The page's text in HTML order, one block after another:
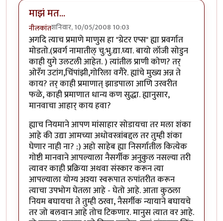
माझं मत...
नीलकांतशनिवार, 10/05/2008 10:03
अगदि त्याच प्रमाणे माणुस हा "ग्रेटर एप्स" ह्या प्रवर्गात
मोडतो.(प्रवर्ग नामातील् चु.भु.द्या.घ्या. बायो लॉजी सोडुन
काही युगे उलटली आहेत. ) त्यांतील प्राणी कोण? तर्
ओरँग उटांग,चिंपांझी,गोरिला वगैरे. ह्यांचे मुख्य अन्न ते
काय? तर् काही प्रमाणात् झाडपाला आणि उरवरीत
फळे, काही प्रमाणात धान्य कण सुद्धा. ह्यानुसार,
मानवाचा आहार् काय हवा?
ह्याच नियमाने आपण मांसाहार सोडायचा तर मला शंका
आहे की उद्या आमच्या अधोवस्त्रांबद्दल तर तुम्ही शंका
घेणार नाही ना? ;) अहो साहेब ह्या निसर्गातील कित्येक
गोष्टी मानवाने आपल्याला नैसर्गीक अनुकुल नसल्या तरी
त्यावर काही प्रक्रिया अथवा संस्कार करून त्या
आपल्याला योग्य अश्या स्वरूपात रुपांतरीत करून
त्याचा उपभोग घेतला आहे - घेतो आहे. आता कुठला
नियम बघायचा ते तुम्ही ठरवा, नैसर्गीक न्यायाने बघायचे
तर जो बलवान आहे तोच टिकणार. मानुस त्यात वर आहे.